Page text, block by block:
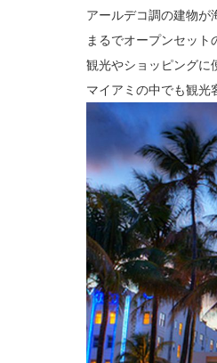
アールデコ調の建物が
まるでオープンセット
観光やショッピングに
マイアミの中でも観光